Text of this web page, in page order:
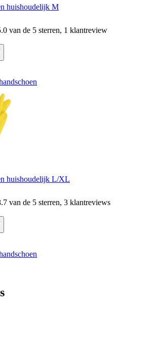
huishoudelijk M
van de 5 sterren, 1 klantreview
huishoudelijk L/XL
van de 5 sterren, 3 klantreviews